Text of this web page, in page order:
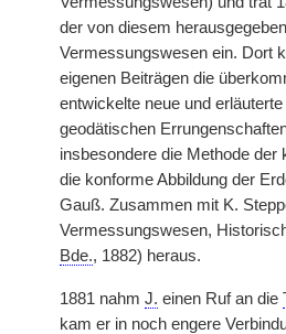
der von diesem
Vermessungswesen ein. Dort
eigenen Beiträgen die
entwickelte neue und
geodätischen
insbesondere die Methode der
die konforme Abbildung der
Gauß. Zusammen mit K.
Vermessungswesen,
Bde., 1882) heraus.
1881 nahm J. einen Ruf an die
kam er in noch engere